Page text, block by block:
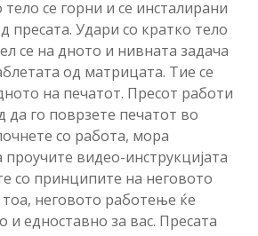
се горни и се инсталирани
пресата. Удари со кратко тело
се на дното и нивната задача
од матрицата. Тие се
на печатот. Пресот работи
да го поврзете печатот во
со работа, мора
проучите видео-инструкцијата
со принципите на неговото
неговото работење ќе
и едноставно за вас. Пресата